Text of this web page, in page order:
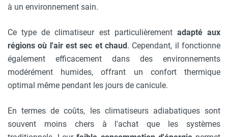
à un environnement sain.
Ce type de climatiseur est particulièrement adapté aux
régions où l'air est sec et chaud. Cependant, il fonctionne
également efficacement dans des environnements
modérément humides, offrant un confort thermique
optimal même pendant les jours de canicule.
En termes de coûts, les climatiseurs adiabatiques sont
souvent moins chers à l'achat que les systèmes